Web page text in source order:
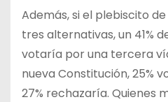
Además, si el plebiscito
tres alternativas, un 41%
votaría por una tercera
nueva Constitución, 25%
27% rechazaría. Quienes